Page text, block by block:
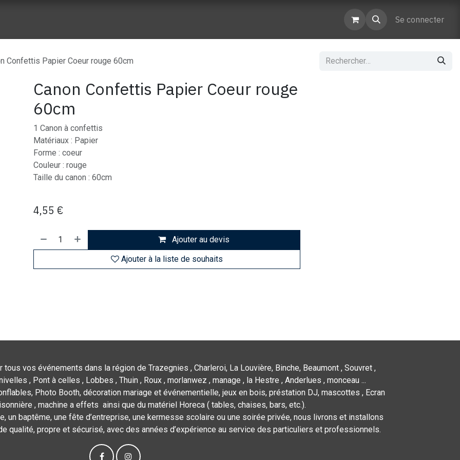
Se connecter
Confettis Papier Coeur rouge 60cm
Canon Confettis Papier Coeur rouge
60cm
1 Canon à confettis
Matériaux : Papier
Forme : coeur
Couleur : rouge
Taille du canon : 60cm
4,55 €
Ajouter au devis
Ajouter à la liste de souhaits
vos événements dans la région de Trazegnies , Charleroi, La Louvière, Binche, Beaumont , Souvret ,
, Pont à celles , Lobbes , Thuin , Roux , morlanwez , manage , la Hestre , Anderlues , monceau ...
Photo Booth, décoration mariage et événementielle, jeux en bois, préstation DJ, mascottes , Ecran
, machine a effets ainsi que du matériel Horeca ( tables, chaises, bars, etc.).
un baptême, une fête d’entreprise, une kermesse scolaire ou une soirée privée, nous livrons et installons
qualité, propre et sécurisé, avec des années d’expérience au service des particuliers et professionnels.